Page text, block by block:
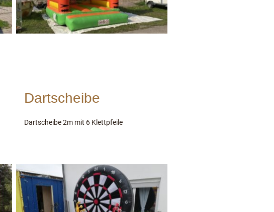
Dartscheibe
Dartscheibe 2m mit 6 Klettpfeile